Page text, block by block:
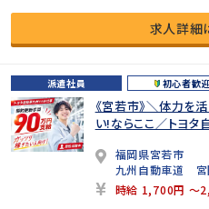
求人詳細
派遣社員 初心者歓
《宮若市》＼体力を
い!ならここ／トヨタ
福岡県宮若市
九州自動車道 宮
時給 1,700円 ～